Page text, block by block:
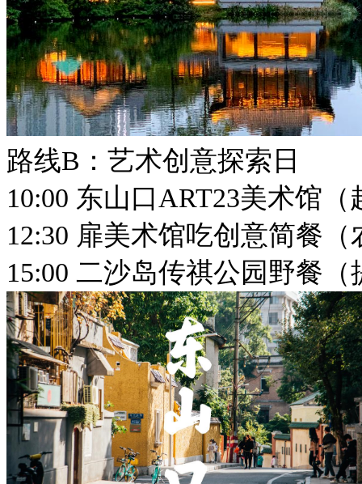
路线B：艺术创意探索日
10:00 东山口ART23美术馆
12:30 扉美术馆吃创意简餐
15:00 二沙岛传祺公园野餐